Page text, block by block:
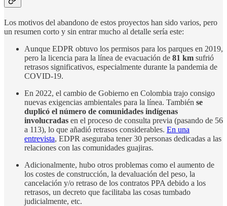
Los motivos del abandono de estos proyectos han sido varios, pero
un resumen corto y sin entrar mucho al detalle sería este:
Aunque EDPR obtuvo los permisos para los parques en 2019,
pero la licencia para la línea de evacuación de 81 km sufrió
retrasos significativos, especialmente durante la pandemia de
COVID-19.
En 2022, el cambio de Gobierno en Colombia trajo consigo
nuevas exigencias ambientales para la línea. También se
duplicó el número de comunidades indígenas
involucradas en el proceso de consulta previa (pasando de 56
a 113), lo que añadió retrasos considerables. En una
entrevista, EDPR aseguraba tener 30 personas dedicadas a las
relaciones con las comunidades guajiras.
Adicionalmente, hubo otros problemas como el aumento de
los costes de construcción, la devaluación del peso, la
cancelación y/o retraso de los contratos PPA debido a los
retrasos, un decreto que facilitaba las cosas tumbado
judicialmente, etc.